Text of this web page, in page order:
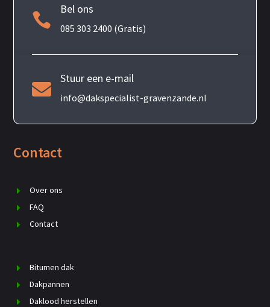

Bel ons
085 303 2400 (Gratis)

Stuur een e-mail
info@dakspecialist-gravenzande.nl
Contact
Over ons
FAQ
Contact
Bitumen dak
Dakpannen
Daklood herstellen